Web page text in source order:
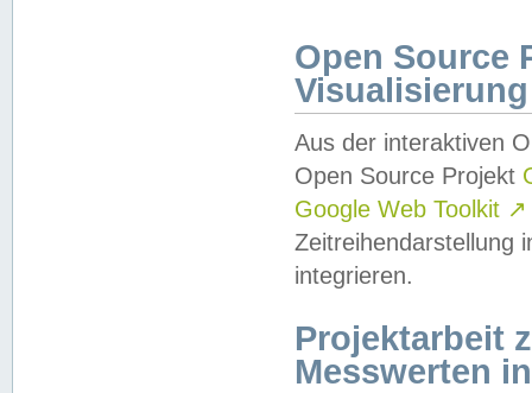
Open Source
Visualisierung
Aus der interaktiven
Open Source Projekt
Google Web Toolkit ↗
Zeitreihendarstellung
integrieren.
Projektarbeit
Messwerten